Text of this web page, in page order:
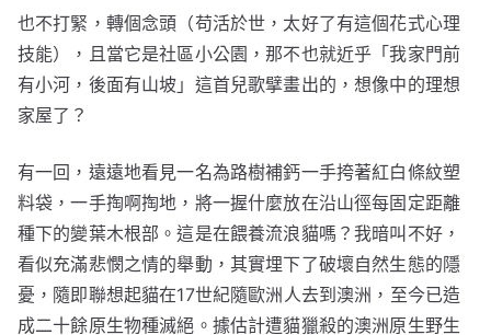
也不打緊，轉個念頭（苟活於世，太好了有這個花式心理
技能），且當它是社區小公園，那不也就近乎「我家門前
有小河，後面有山坡」這首兒歌擘畫出的，想像中的理想
家屋了？
有一回，遠遠地看見一名為路樹補鈣一手挎著紅白條紋塑
料袋，一手掏啊掏地，將一握什麼放在沿山徑每固定距離
種下的變葉木根部。這是在餵養流浪貓嗎？我暗叫不好，
看似充滿悲憫之情的舉動，其實埋下了破壞自然生態的隱
憂，隨即聯想起貓在17世紀隨歐洲人去到澳洲，至今已造
成二十餘原生物種滅絕。據估計遭貓獵殺的澳洲原生野生